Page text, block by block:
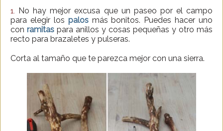
1.
No hay mejor excusa que un paseo por el campo
para elegir los palosmás bonitos. Puedes hacer uno
con ramitas para anillos y cosas pequeñas y otro más
recto para brazaletes y pulseras.
Corta al tamaño que te parezca mejor con una sierra.